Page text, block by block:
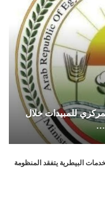
للمبيدات خلال
البيطرية يتفقد المنظومة